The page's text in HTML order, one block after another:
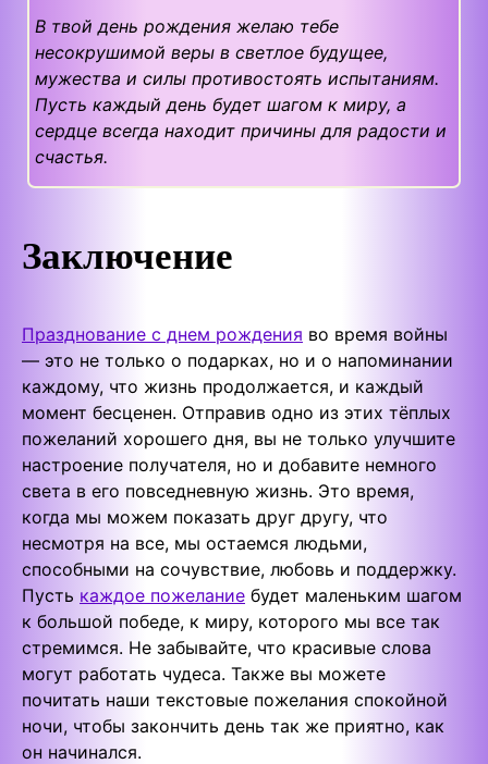
В твой день рождения желаю тебе
несокрушимой веры в светлое будущее,
мужества и силы противостоять испытаниям.
Пусть каждый день будет шагом к миру, а
сердце всегда находит причины для радости и
счастья.
Заключение
Празднование с днем рождения во время войны
— это не только о подарках, но и о напоминании
каждому, что жизнь продолжается, и каждый
момент бесценен. Отправив одно из этих тёплых
пожеланий хорошего дня, вы не только улучшите
настроение получателя, но и добавите немного
света в его повседневную жизнь. Это время,
когда мы можем показать друг другу, что
несмотря на все, мы остаемся людьми,
способными на сочувствие, любовь и поддержку.
Пусть каждое пожелание будет маленьким шагом
к большой победе, к миру, которого мы все так
стремимся. Не забывайте, что красивые слова
могут работать чудеса. Также вы можете
почитать наши текстовые пожелания спокойной
ночи, чтобы закончить день так же приятно, как
он начинался.